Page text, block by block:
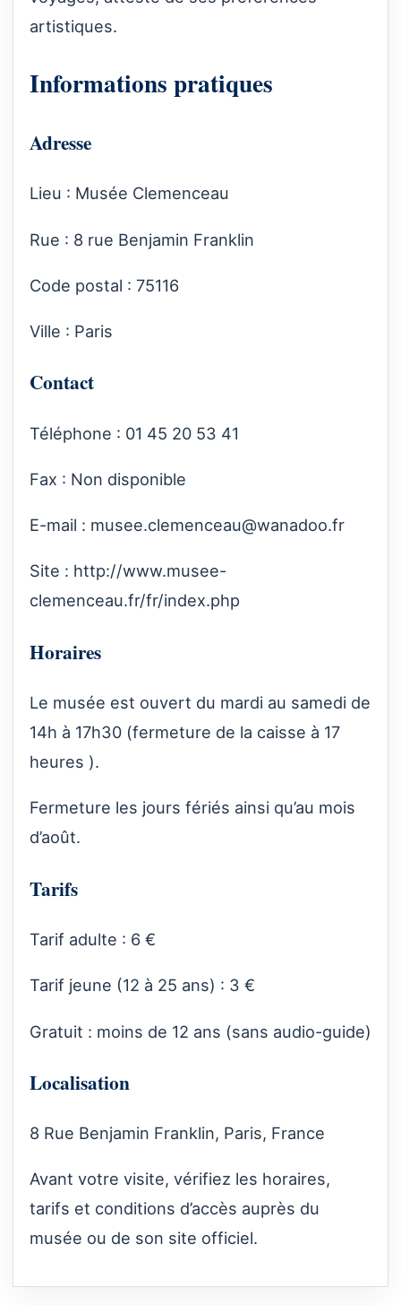
artistiques.
Informations pratiques
Adresse
Lieu : Musée Clemenceau
Rue : 8 rue Benjamin Franklin
Code postal : 75116
Ville : Paris
Contact
Téléphone : 01 45 20 53 41
Fax : Non disponible
E-mail : musee.clemenceau@wanadoo.fr
Site : http://www.musee-
clemenceau.fr/fr/index.php
Horaires
Le musée est ouvert du mardi au samedi de
14h à 17h30 (fermeture de la caisse à 17
heures ).
Fermeture les jours fériés ainsi qu’au mois
d’août.
Tarifs
Tarif adulte : 6 €
Tarif jeune (12 à 25 ans) : 3 €
Gratuit : moins de 12 ans (sans audio-guide)
Localisation
8 Rue Benjamin Franklin, Paris, France
Avant votre visite, vérifiez les horaires,
tarifs et conditions d’accès auprès du
musée ou de son site officiel.